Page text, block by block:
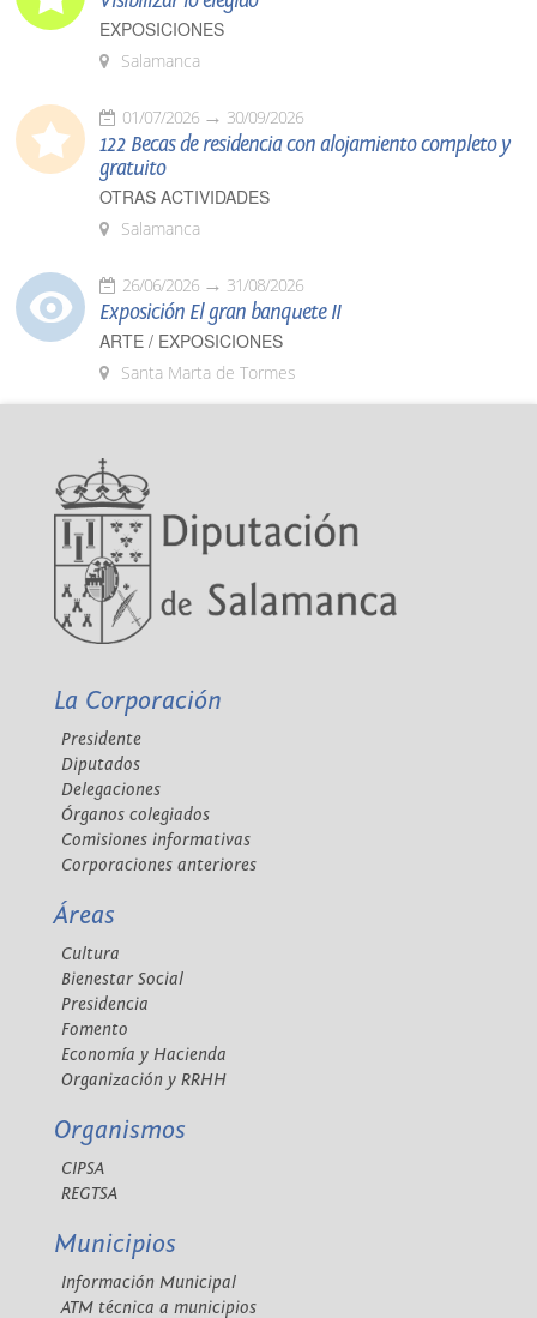
EXPOSICIONES
Salamanca
01/07/2026 30/09/2026
122 Becas de residencia con alojamiento completo y
gratuito
OTRAS ACTIVIDADES
Salamanca
26/06/2026 31/08/2026
Exposición El gran banquete II
ARTE / EXPOSICIONES
Santa Marta de Tormes
La Corporación
Presidente
Diputados
Delegaciones
Órganos colegiados
Comisiones informativas
Corporaciones anteriores
Áreas
Cultura
Bienestar Social
Presidencia
Fomento
Economía y Hacienda
Organización y RRHH
Organismos
CIPSA
REGTSA
Municipios
Información Municipal
ATM técnica a municipios